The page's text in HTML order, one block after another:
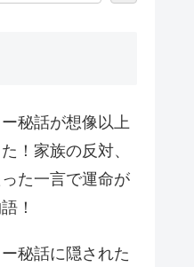
秘話が想像以上
！家族の反対、
た一言で運命が
！
秘話に隠された